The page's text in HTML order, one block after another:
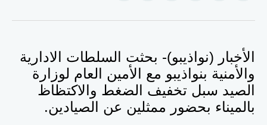
الفيسبوكPinterest
لينكد WhatsApp
الإيميل
الأخبار (نواذيبو)- بحثت السلطات الادارية
والأمنية بنواذيبو مع الأمين العام لوزارة
الصيد سبل تخفيف الضغط والاكتظاظ
بالميناء بحضور ممثلين عن الصيادين.